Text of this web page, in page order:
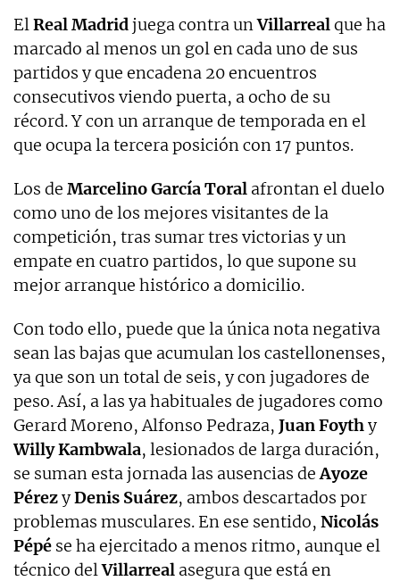
ElReal Madridjuega contra unVillarrealque ha
marcado al menos un gol en cada uno de sus
partidos y que encadena 20 encuentros
consecutivos viendo puerta, a ocho de su
récord. Y con un arranque de temporada en el
que ocupa la tercera posición con 17 puntos.
Los de Marcelino García Toral afrontan el duelo
como uno de los mejores visitantes de la
competición, tras sumar tres victorias y un
empate en cuatro partidos, lo que supone su
mejor arranque histórico a domicilio.
Con todo ello, puede que la única nota negativa
sean las bajas que acumulan los castellonenses,
ya que son un total de seis, y con jugadores de
peso. Así, a las ya habituales de jugadores como
Gerard Moreno, Alfonso Pedraza, Juan Foythy
Willy Kambwala, lesionados de larga duración,
se suman esta jornada las ausencias deAyoze
PérezyDenis Suárez, ambos descartados por
problemas musculares. En ese sentido, Nicolás
Pépé se ha ejercitado a menos ritmo, aunque el
técnico delVillarreal asegura que está en